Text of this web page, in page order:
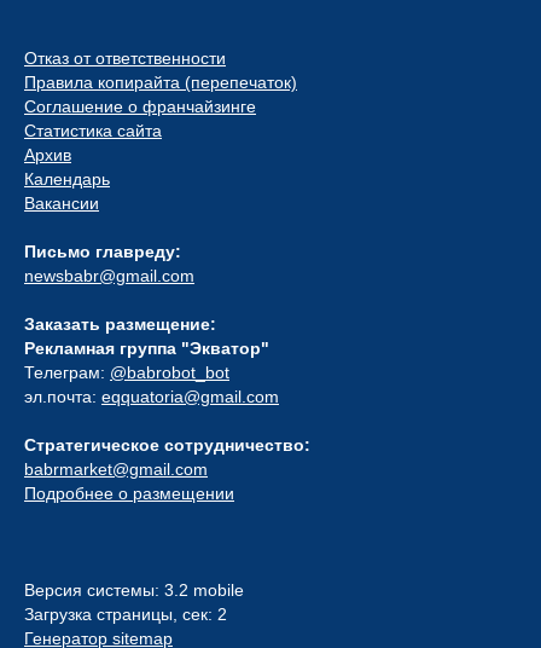
Отказ от ответственности
Правила копирайта (перепечаток)
Соглашение о франчайзинге
Статистика сайта
Архив
Календарь
Вакансии
Письмо главреду:
newsbabr@gmail.com
Заказать размещение:
Рекламная группа "Экватор"
Телеграм: @babrobot_bot
эл.почта: eqquatoria@gmail.com
Стратегическое сотрудничество:
babrmarket@gmail.com
Подробнее о размещении
Версия системы: 3.2 mobile
Загрузка страницы, сек: 2
Генератор sitemap